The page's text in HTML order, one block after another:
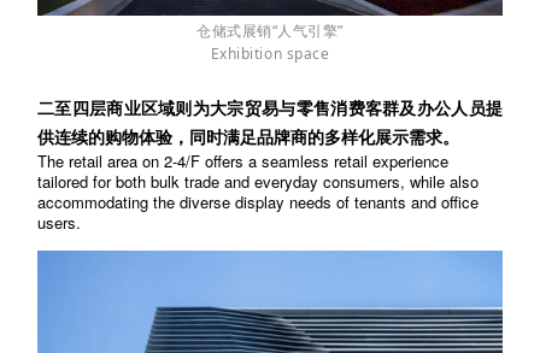
仓储式展销“人气引擎”
Exhibition space
二至四层商业区域则为大宗贸易与零售消费客群及办公人员提
供连续的购物体验，同时满足品牌商的多样化展示需求。
The retail area on 2-4/F offers a seamless retail experience
tailored for both bulk trade and everyday consumers, while also
accommodating the diverse display needs of tenants and office
users.